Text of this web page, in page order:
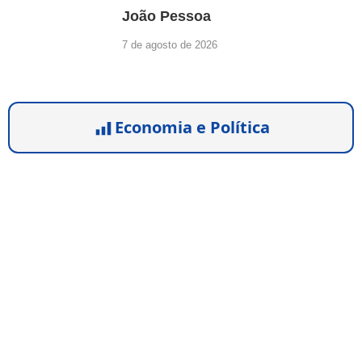
João Pessoa
7 de agosto de 2026
Economia e Política